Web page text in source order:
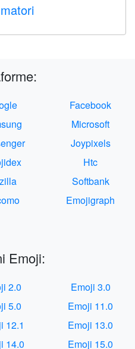
Facebook
Microsoft
Joypixels
Htc
Softbank
Emojigraph
Emoji:
2.0
Emoji 3.0
5.0
Emoji 11.0
12.1
Emoji 13.0
14.0 Emoji 15.0